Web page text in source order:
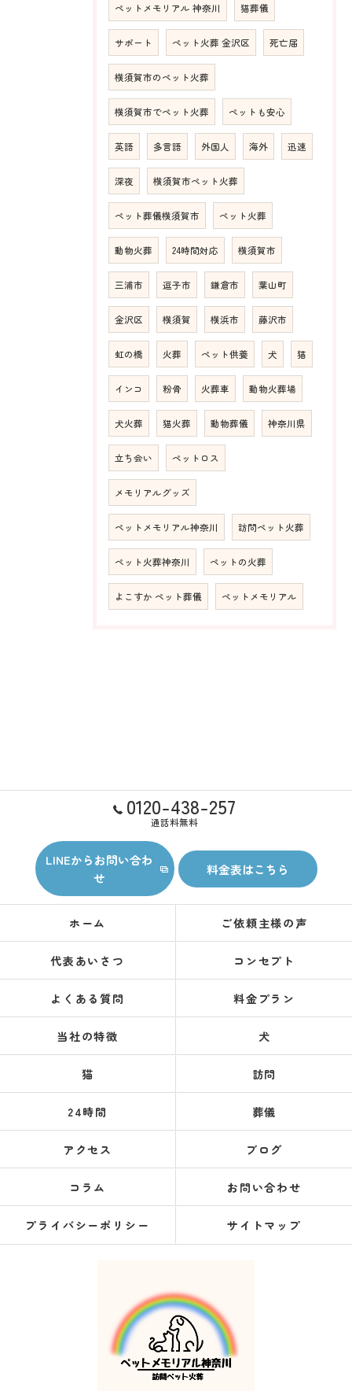
ペットメモリアル 神奈川 猫葬儀
サポート ペット火葬 金沢区 死亡届
横須賀市のペット火葬
横須賀市でペット火葬 ペットも安心
英語 多言語 外国人 海外 迅速
深夜 横須賀市ペット火葬
ペット葬儀横須賀市 ペット火葬
動物火葬 24時間対応 横須賀市
三浦市 逗子市 鎌倉市 葉山町
金沢区 横須賀 横浜市 藤沢市
虹の橋 火葬 ペット供養 犬 猫
インコ 粉骨 火葬車 動物火葬場
犬火葬 猫火葬 動物葬儀 神奈川県
立ち会い ペットロス
メモリアルグッズ
ペットメモリアル神奈川 訪問ペット火葬
ペット火葬神奈川 ペットの火葬
よこすか ペット葬儀 ペットメモリアル
0120-438-257
通話料無料
LINEからお問い合わ
せ
料金表はこちら
ホーム ご依頼主様の声
代表あいさつ コンセプト
よくある質問 料金プラン
当社の特徴 犬
猫 訪問
24時間 葬儀
アクセス ブログ
コラム お問い合わせ
プライバシーポリシー サイトマップ